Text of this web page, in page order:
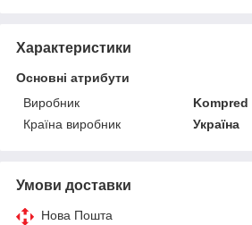
Характеристики
Основні атрибути
Виробник
Kompred
Країна виробник
Україна
Умови доставки
Нова Пошта